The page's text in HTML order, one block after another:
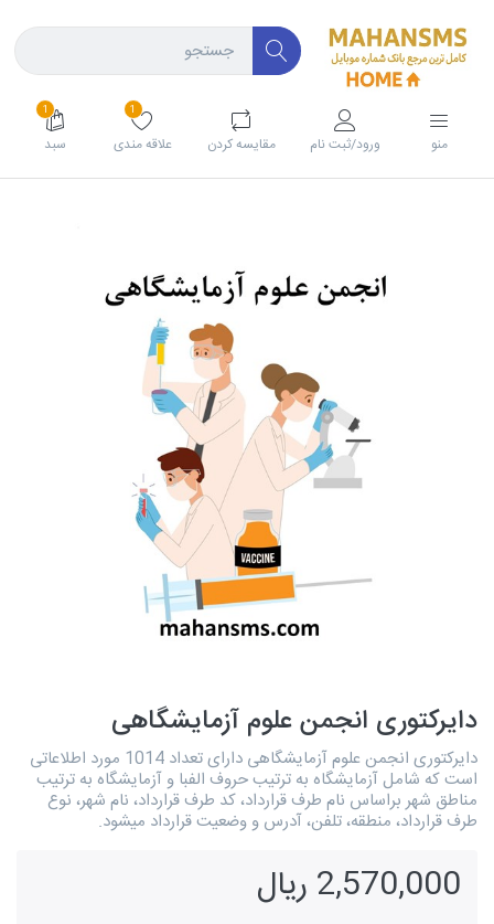
منو ورود/ثبت نام مقايسه كردن
1
علاقه مندی
1
سبد
دایرکتوری انجمن علوم آزمایشگاهی
دایرکتوری انجمن علوم آزمایشگاهی دارای تعداد 1014 مورد اطلاعاتی
است که شامل آزمایشگاه به ترتیب حروف الفبا و آزمایشگاه به ترتیب
مناطق شهر براساس نام طرف قرارداد، کد طرف قرارداد، نام شهر، نوع
طرف قرارداد، منطقه، تلفن، آدرس و وضعیت قرارداد میشود.
2,570,000 ریال